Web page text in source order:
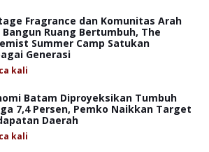
Fragrance dan Komunitas Arah
Bangun Ruang Bertumbuh, The
Summer Camp Satukan
Generasi
kali
Batam Diproyeksikan Tumbuh
7,4 Persen, Pemko Naikkan Target
Daerah
kali